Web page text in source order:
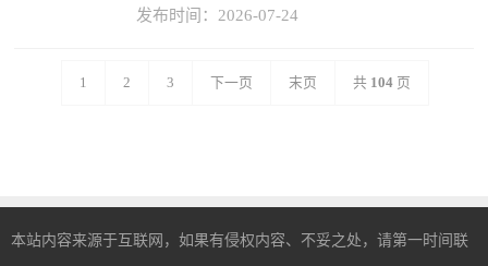
发布时间：2026-07-24
1 2 3 下一页 末页 共 104页
本站内容来源于互联网，如果有侵权内容、不妥之处，请第一时间联